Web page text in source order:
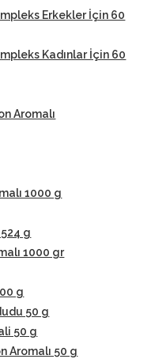
Erkekler İçin 60
Kadınlar İçin 60
Aromalı
1000 g
g
1000 gr
g
50 g
50 g
Aromalı 50 g